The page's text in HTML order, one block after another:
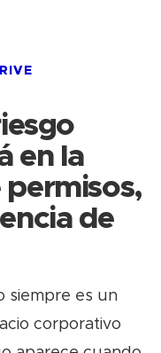
en la
de
siempre es un
corporativo